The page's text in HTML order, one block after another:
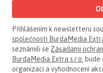
Přihlášením k newsletteru
společnosti BurdaMedia
seznámili se Zásadami
BurdaMedia Extra s.r.o. bude
organizaci a vyhodnocení